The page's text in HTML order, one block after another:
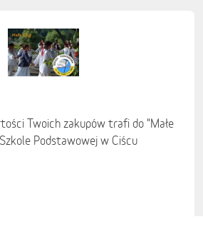
Twoich zakupów trafi do "Małe
Podstawowej w Ciścu